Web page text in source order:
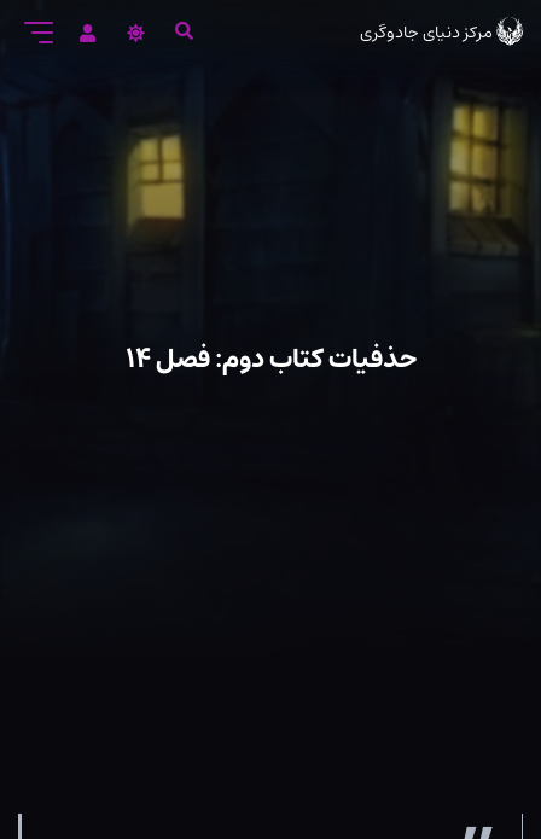
ورود
اصلی
مرکز دنیای جادوگری
حذفیات کتاب دوم: فصل ۱۴